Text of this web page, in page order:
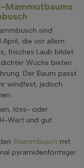
Mammutbaums
sind
April, die vor allem
frisches Laub bildet
Wuchs bieten
Der Baum passt
windfest, jedoch
löss- oder
Wert und gut
Stammbusch mit
pyramidenförmiger